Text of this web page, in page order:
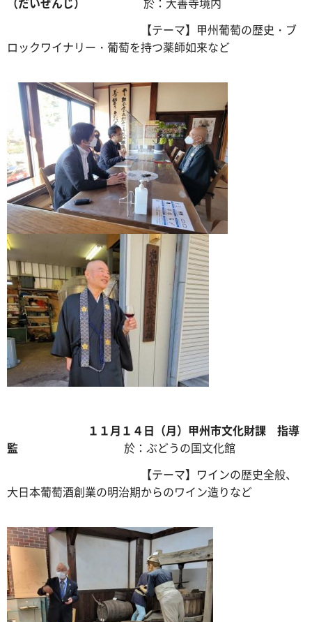
【テーマ】甲州葡萄の歴史・ブ
ロックワイナリー・葡萄を持つ薬師如来など
１１月１４日（月）甲州市文化財課 指導
監
於：ぶどうの国文化館
【テーマ】ワインの歴史全般、
大日本葡萄酒創業の明治期からのワイン造りなど